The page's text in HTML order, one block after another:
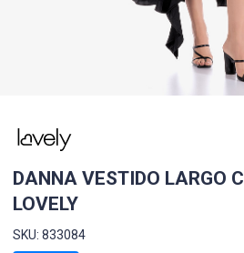
DANNA VESTIDO LARGO
LOVELY
SKU: 833084